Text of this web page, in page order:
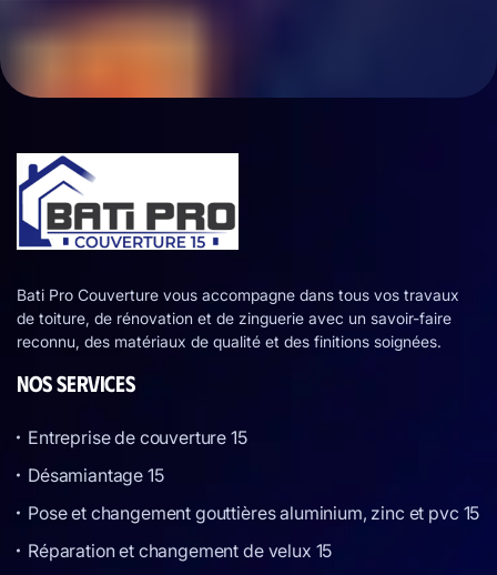
Bati Pro Couverture vous accompagne dans tous vos travaux
de toiture, de rénovation et de zinguerie avec un savoir-faire
reconnu, des matériaux de qualité et des finitions soignées.
NOS SERVICES
Entreprise de couverture 15
Désamiantage 15
Pose et changement gouttières aluminium, zinc et pvc 15
Réparation et changement de velux 15